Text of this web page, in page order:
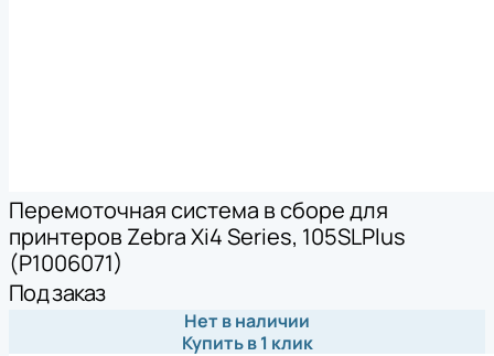
Перемоточная система в сборе для
принтеров Zebra Xi4 Series, 105SLPlus
(P1006071)
Под заказ
Нет в наличии
Купить в 1 клик